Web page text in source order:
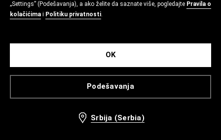
„Settings” (Podešavanja), a ako želite da saznate više, pogledajte Pravila o
kolačićima i Politiku privatnosti.
Podešavanja
OK
Srbija (Serbia)